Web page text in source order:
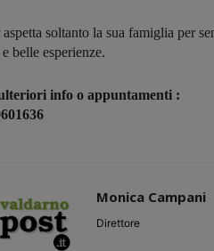
soltanto la sua famiglia per
belle esperienze.
info o appuntamenti :
Monica Campani
Direttore